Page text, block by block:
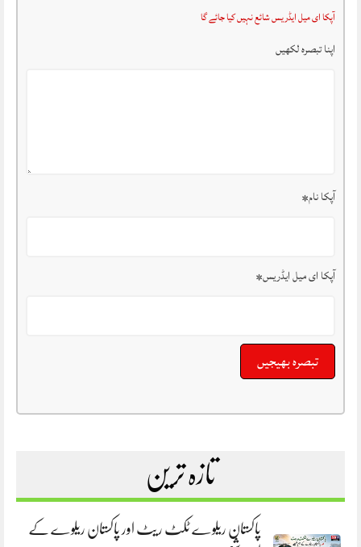
آپکا ای میل ایڈریس شائع نہیں کیا جائے گا
اپنا تبصرہ لکھیں
آپکا نام*
آپکا ای میل ایڈریس*
تازہ ترین
پاکستان ریلوے ٹکٹ ریٹ اور پاکستان ریلوے کے